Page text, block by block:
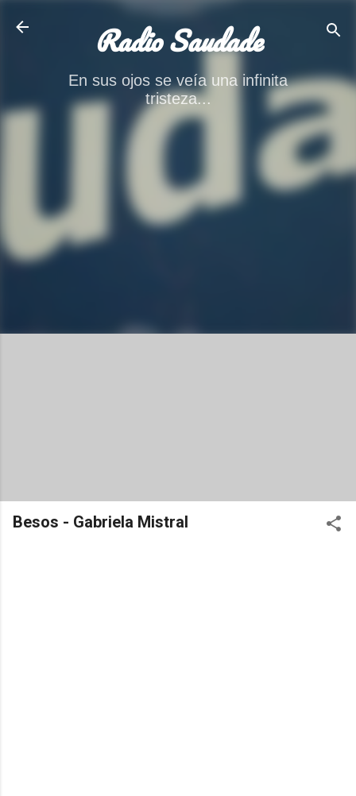
Radio Saudade
En sus ojos se veía una infinita
tristeza...
Besos - Gabriela Mistral